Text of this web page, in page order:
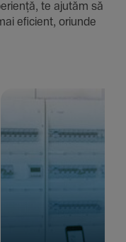
te ajutăm să
eficient, oriunde